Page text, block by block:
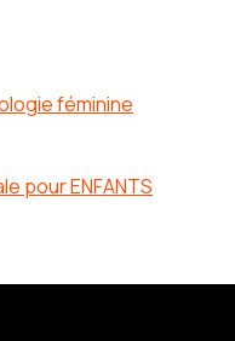
féminine
pour ENFANTS